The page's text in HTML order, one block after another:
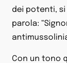
dei potenti, si
parola:
Con un tono